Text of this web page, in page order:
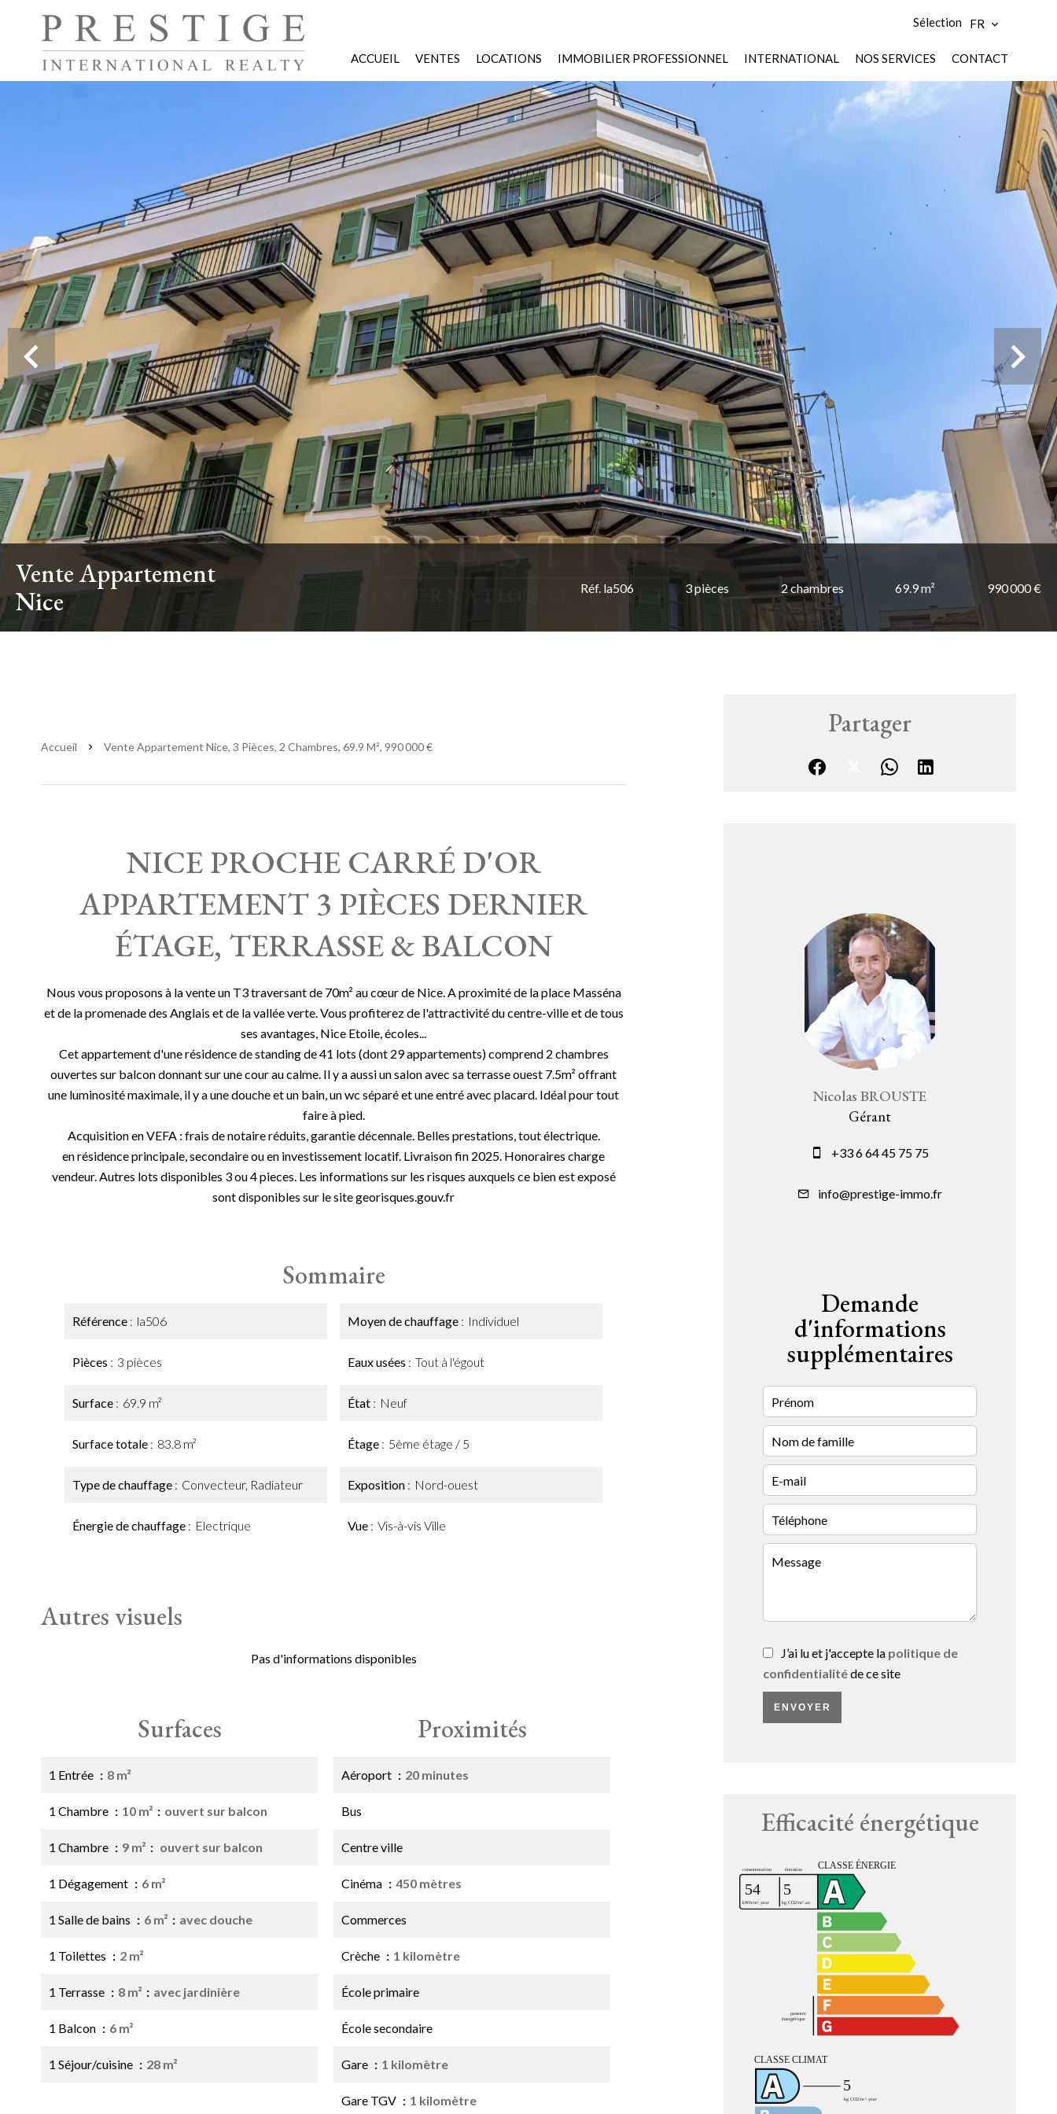
Sélection FR
ACCUEIL VENTES LOCATIONS IMMOBILIER PROFESSIONNEL INTERNATIONAL NOS SERVICES CONTACT
Vente Appartement
Nice
Réf. la506 3 pièces 2 chambres 69.9 m² 990 000 €
Accueil Vente Appartement Nice, 3 Pièces, 2 Chambres, 69.9 M², 990 000 €
NICE PROCHE CARRÉ D'OR
APPARTEMENT 3 PIÈCES DERNIER
ÉTAGE, TERRASSE & BALCON
Nous vous proposons à la vente un T3 traversant de 70m² au cœur de Nice. A proximité de la place Masséna
et de la promenade des Anglais et de la vallée verte. Vous profiterez de l'attractivité du centre-ville et de tous
ses avantages, Nice Etoile, écoles...
Cet appartement d'une résidence de standing de 41 lots (dont 29 appartements) comprend 2 chambres
ouvertes sur balcon donnant sur une cour au calme. Il y a aussi un salon avec sa terrasse ouest 7.5m² offrant
une luminosité maximale, il y a une douche et un bain, un wc séparé et une entré avec placard. Idéal pour tout
faire à pied.
Acquisition en VEFA : frais de notaire réduits, garantie décennale. Belles prestations, tout électrique.
en résidence principale, secondaire ou en investissement locatif. Livraison fin 2025. Honoraires charge
vendeur. Autres lots disponibles 3 ou 4 pieces. Les informations sur les risques auxquels ce bien est exposé
sont disponibles sur le site georisques.gouv.fr
Sommaire
Référence la506
Pièces 3 pièces
Surface 69.9 m²
Surface totale 83.8 m²
Type de chauffage Convecteur, Radiateur
Énergie de chauffage Electrique
Moyen de chauffage Individuel
Eaux usées Tout à l'égout
État Neuf
Étage 5ème étage / 5
Exposition Nord-ouest
Vue Vis-à-vis Ville
Autres visuels
Pas d'informations disponibles
Surfaces
1 Entrée 8 m²
1 Chambre 10 m² ouvert sur balcon
1 Chambre 9 m² ouvert sur balcon
1 Dégagement 6 m²
1 Salle de bains 6 m² avec douche
1 Toilettes 2 m²
1 Terrasse 8 m² avec jardinière
1 Balcon 6 m²
1 Séjour/cuisine 28 m²
Proximités
Aéroport 20 minutes
Bus
Centre ville
Cinéma 450 mètres
Commerces
Crèche 1 kilomètre
École primaire
École secondaire
Gare 1 kilomètre
Gare TGV 1 kilomètre
Partager
Nicolas BROUSTE
Gérant
+33 6 64 45 75 75
info@prestige-immo.fr
Demande
d'informations
supplémentaires
J’ai lu et j'accepte la politique de
confidentialitéde ce site
ENVOYER
Efficacité énergétique